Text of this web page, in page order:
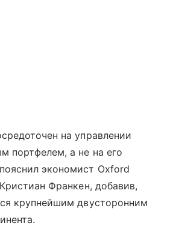
на управлении
портфелем, а не на его
экономист Oxford
Франкен, добавив,
крупнейшим двусторонним